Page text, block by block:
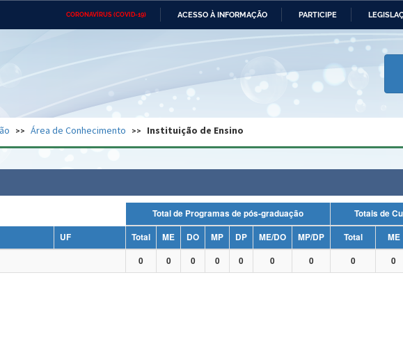
CORONAVÍRUS (COVID-19) ACESSO À INFORMAÇÃO PARTICIPE
Ministério das Relações Ministério da Economia
Ministério do Desenvolvimento
Regional e dos Direitos Humanos
Advocacia-Geral da União Banco Central do Brasil Planalto
Área de Conhecimento Instituição de Ensino
Total de Programas de pós-graduação
Totais de
UF Total ME DO MP DP ME/DO MP/DP Total ME
0 0 0 0 0 0 0 0 0